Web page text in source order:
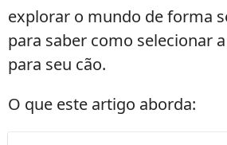
explorar o mundo de forma
para saber como selecionar
para seu cão.
O que este artigo aborda: